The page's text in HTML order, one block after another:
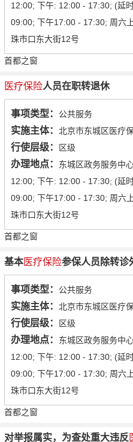
12:00; 下午: 12:00 - 17:30; (延
09:00; 下午17:00 - 17:30; 周六
珠市口东大街12号
首都之窗
医疗保险人员在职转退休
事项类型： 公共服务
实施主体： 北京市东城区医疗
行使层级： 区级
办理地点： 东城区政务服务中
12:00; 下午: 12:00 - 17:30; (延
09:00; 下午17:00 - 17:30; 周六
珠市口东大街12号
首都之窗
基本医疗保险参保人员除转诊
事项类型： 公共服务
实施主体： 北京市东城区医疗
行使层级： 区级
办理地点： 东城区政务服务中
12:00; 下午: 12:00 - 17:30; (延
09:00; 下午17:00 - 17:30; 周六
珠市口东大街12号
首都之窗
对举报属实，为查处重大违反